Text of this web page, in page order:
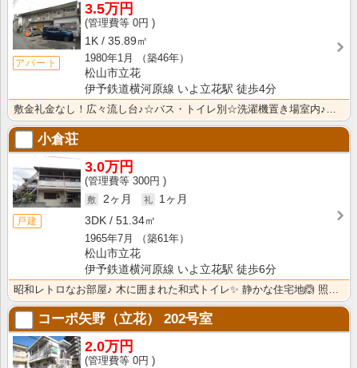
アパート
3.5万円
0円
1K
35.89㎡
1980年1月
（築46年）
松山市立花
伊予鉄道横河原線 いよ立花駅 徒歩4分
敷金礼金なし！広々流し台♪☆バス・トイレ別☆洗濯機置き場室内♪現状渡しのため、借主にてDIYして頂い･･･
小倉荘
戸建
3.0万円
300円
2ヶ月
1ヶ月
3DK
51.34㎡
1965年7月
（築61年）
松山市立花
伊予鉄道横河原線 いよ立花駅 徒歩6分
昭和レトロなお部屋♪ 木に囲まれた和式トイレ✨ 静かな住宅地🙆 照明は残置物です★
コーポ矢野（立花） 202号室
2.0万円
0円